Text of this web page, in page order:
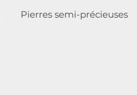
Pierres semi-précieuses